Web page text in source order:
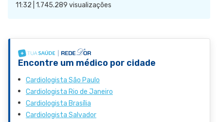
11:32 | 1.745.289 visualizações
Encontre um médico por cidade
Cardiologista São Paulo
Cardiologista Rio de Janeiro
Cardiologista Brasília
Cardiologista Salvador